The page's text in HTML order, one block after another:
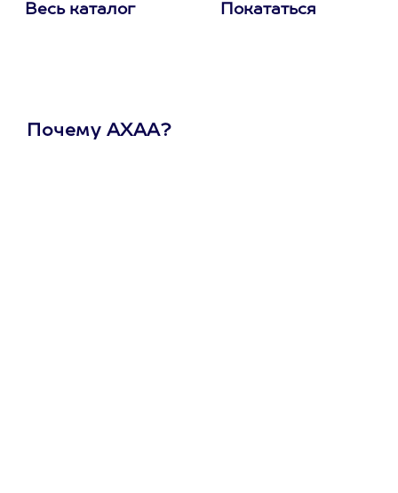
Весь каталог Покататься
Почему АХАА?